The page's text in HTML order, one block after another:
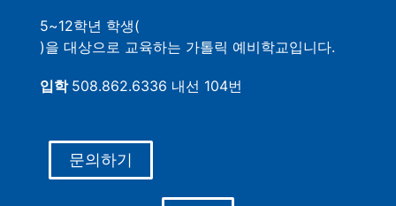
5~12학년 학생(
)을 대상으로 교육하는 가톨릭 예비학교입니다.
입학 508.862.6336 내선 104번
문의하기